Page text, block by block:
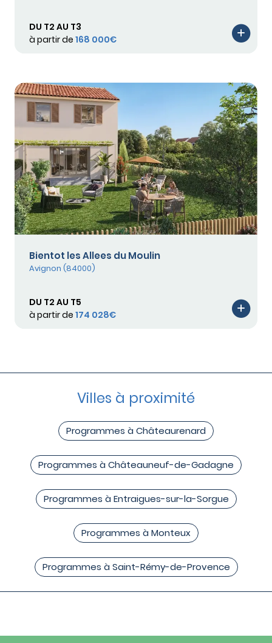
DU T2 AU T3
à partir de 168 000€
Bientot les Allees du Moulin
Avignon (84000)
DU T2 AU T5
à partir de 174 028€
Villes à proximité
Programmes à Châteaurenard
Programmes à Châteauneuf-de-Gadagne
Programmes à Entraigues-sur-la-Sorgue
Programmes à Monteux
Programmes à Saint-Rémy-de-Provence